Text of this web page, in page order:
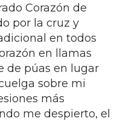
Corazón de
por la cruz y
en todos
en llamas
de púas en lugar
sobre mi
más
me despierto, el